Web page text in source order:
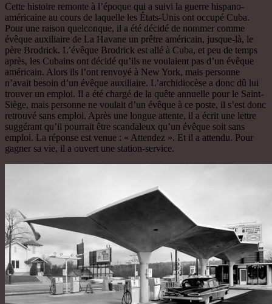
Cette histoire remonte à l’époque qui a suivi la guerre hispano-
américaine au cours de laquelle les États-Unis ont occupé Cuba.
Pour une raison quelconque, il a été décidé de nommer comme
évêque auxiliaire de La Havane un prêtre américain, jusque-là, le
père Brodrick. L’évêque Brodrick est allé à Cuba, et peu de temps
après, les Cubains ont décidé qu’ils ne voulaient pas d’un évêque
américain. Alors ils l’ont renvoyé à New York, mais personne
n’avait besoin d’un évêque auxiliaire. L’archidiocèse a donc dû lui
trouver un emploi. Il a été chargé de la quête annuelle pour le Saint-
Siège, mais personne ne voulait d’un évêque à ce poste, il s’est donc
retrouvé sans emploi. Après une longue attente, il a écrit une lettre
suggérant qu’il pourrait être scandaleux qu’un évêque soit sans
emploi. La réponse est venue : « Attendez ». Et il a attendu. Pour
gagner sa vie, il a ouvert une station-service.